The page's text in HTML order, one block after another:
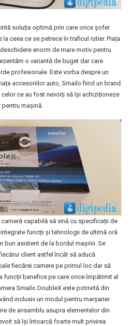
soluția optimă prin care orice șofer
ceea ce se petrece în traficul rutier. Piața
enorm de mare motiv pentru
o variantă de buget dar care
profesionale. Este vorba despre un
accesoriilor auto, Smailo fiind un brand
ce au fost nevoiți să își achiziționeze
pentru mașină.
capabilă să vină cu specificații de
funcții și tehnologii de ultimă oră
bun asistent de la bordul mașinii. Se
client astfel încât să aducă
fiecărei camere pe primul loc dar să
funcții benefice pe care orice împătimit al
Smailo DoubleX este potrivită din
inclusiv un modul pentru marșarier
de ansamblu asupra elementelor din
să își întoarcă foarte mult privirea.